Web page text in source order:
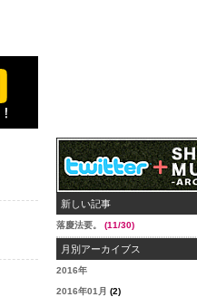
新しい記事
落慶法要。 (11/30)
月別アーカイブス
2016年
2016年01月 (2)